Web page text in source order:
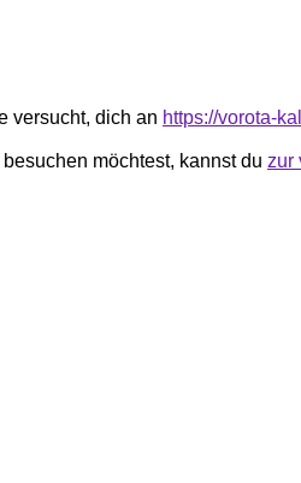
versucht, dich an https://vorota-
möchtest, kannst du zur